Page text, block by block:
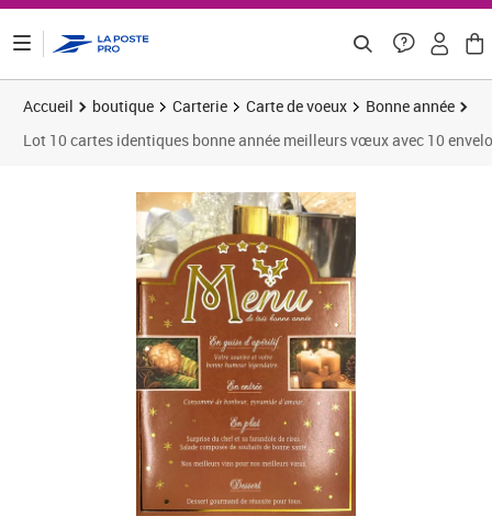
Accueil boutique Carterie Carte de voeux
Bonne année
Lot 10 cartes identiques bonne année meilleurs vœux avec 10